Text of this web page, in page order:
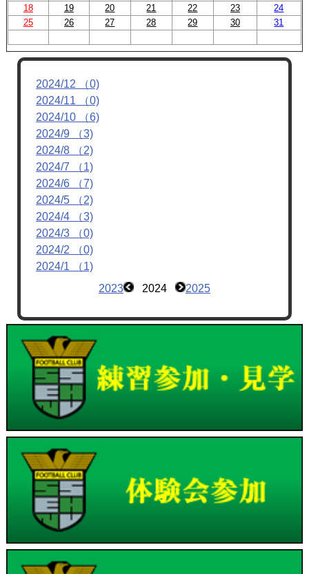
18
19 20 21 22 23
24
25
26 27 28 29 30 31
2024/12 （0)
2024/11 （0)
2024/10 （6)
2024/9 （3)
2024/8 （2)
2024/7 （1)
2024/6 （7)
2024/5 （2)
2024/4 （3)
2024/3 （0)
2024/2 （0)
2024/1 （1)
2023
2024 2025